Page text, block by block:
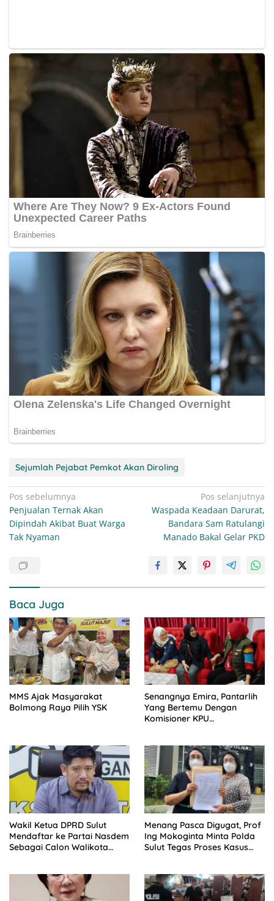
Sejumlah Pejabat Pemkot Akan Diroling
Navigasi
pos
Pos sebelumnya
Penjualan Ternak Akan
Dipindah Akibat Buat Warga
Tak Nyaman
Pos selanjutnya
Waspada Keadaan Darurat,
Bandara Sam Ratulangi
Manado Bakal Gelar PKD
Baca Juga
MMS Ajak Masyarakat
Bolmong Raya Pilih YSK
Senangnya Emira, Pantarlih
Yang Bertemu Dengan
Komisioner KPU
Wakil Ketua DPRD Sulut
Mendaftar ke Partai Nasdem
Sebagai Calon Walikota
Menang Pasca Digugat, Prof
Ing Mokoginta Minta Polda
Sulut Tegas Proses Kasus